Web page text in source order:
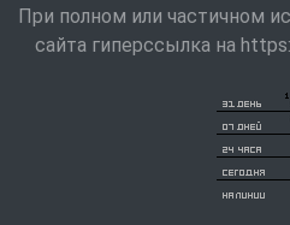
При полном или частичном
сайта гиперссылка на